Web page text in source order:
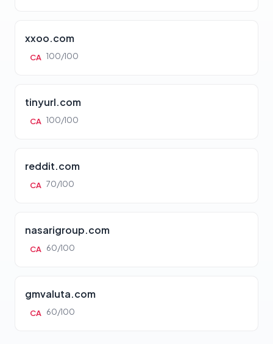
xxoo.com
CA 100/100
tinyurl.com
CA 100/100
reddit.com
CA 70/100
nasarigroup.com
CA 60/100
gmvaluta.com
CA 60/100